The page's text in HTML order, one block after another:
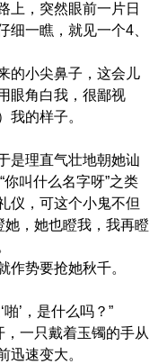
，突然眼前一片日
细一瞧，就见一个4、
的小尖鼻子，这会儿
眼角白我，很鄙视
我的样子。
是理直气壮地朝她讪
你叫什么名字呀”之类
仪，可这个小鬼不但
她，她也瞪我，我再瞪
作势要抢她秋千。
’，是什么吗？”
，一只戴着玉镯的手从
迅速变大。